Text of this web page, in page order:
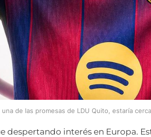
una de las promesas de LDU Quito, estaría
despertando interés en Europa.